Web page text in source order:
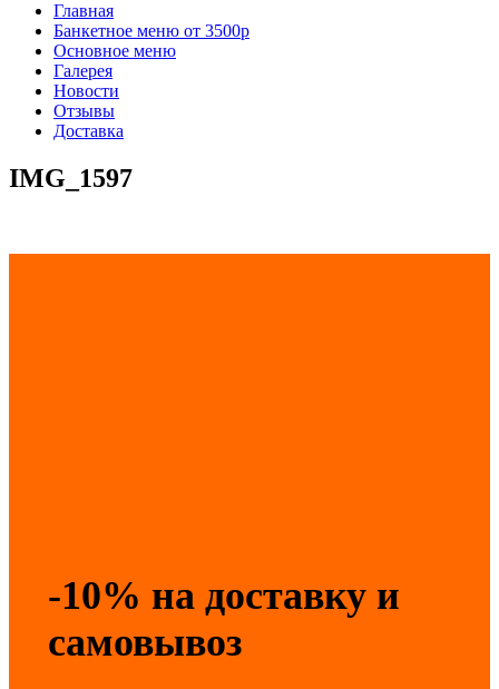
Главная
Банкетное меню от 3500р
Основное меню
Галерея
Новости
Отзывы
Доставка
IMG_1597
-10% на доставку и
самовывоз